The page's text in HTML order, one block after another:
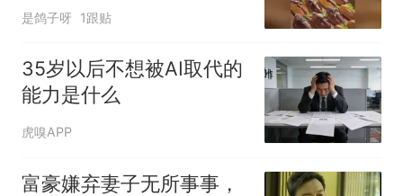
是鸽子呀 1跟贴
35岁以后不想被AI取代的
能力是什么
虎嗅APP
富豪嫌弃妻子无所事事，